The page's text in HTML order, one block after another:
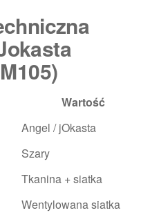
Wartość
Angel / jOkasta
Szary
Tkanina + siatka
Wentylowana siatka